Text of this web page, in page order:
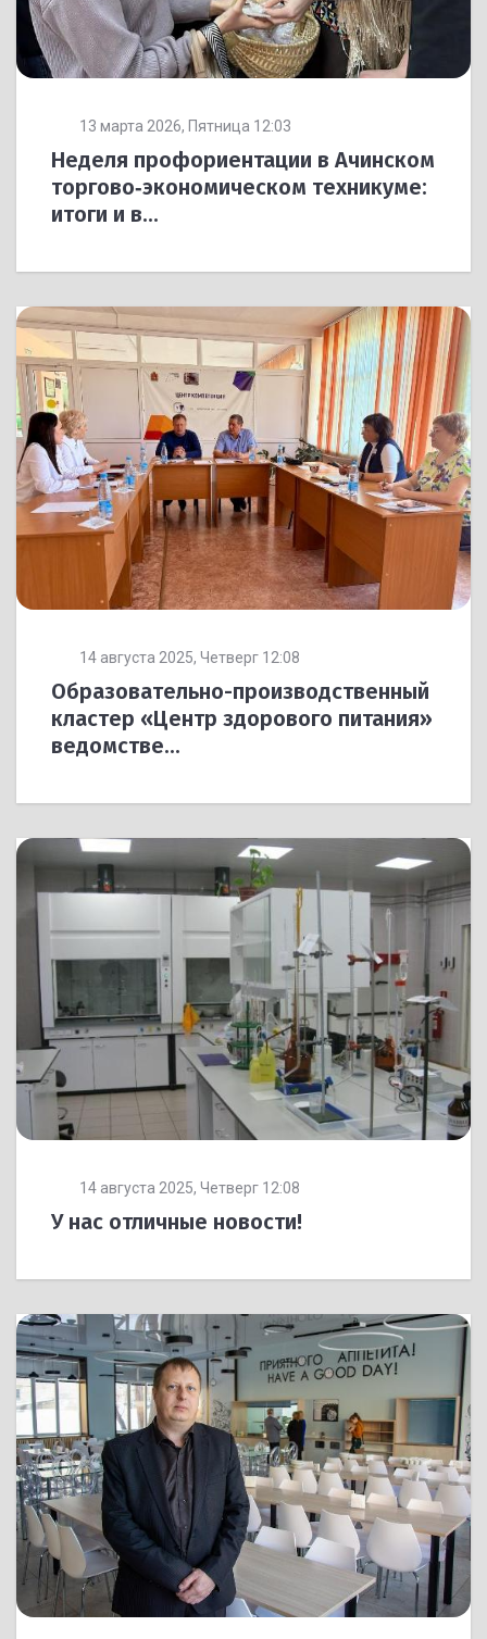
13 марта 2026, Пятница 12:03
Неделя профориентации в Ачинском
торгово‑экономическом техникуме:
итоги и в...
14 августа 2025, Четверг 12:08
Образовательно-производственный
кластер «Центр здорового питания»
ведомстве...
14 августа 2025, Четверг 12:08
У нас отличные новости!